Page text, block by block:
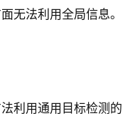
无法利用全局信息。
利用通用目标检测的